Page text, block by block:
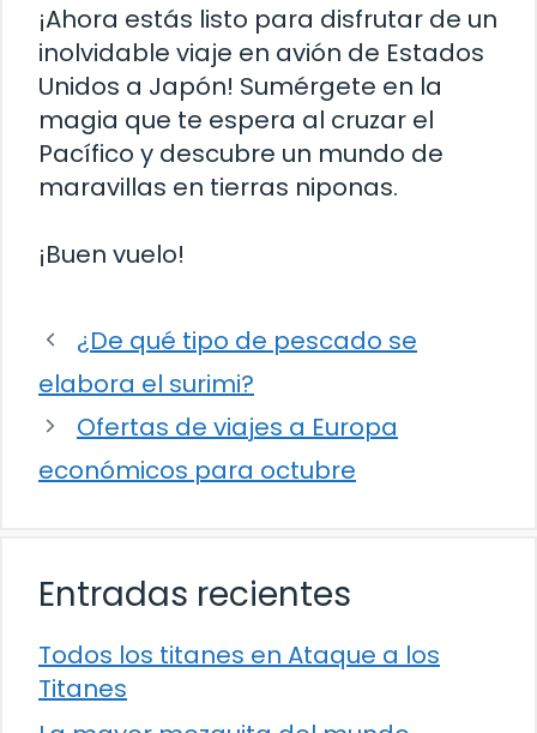
¡Ahora estás listo para disfrutar de un
inolvidable viaje en avión de Estados
Unidos a Japón! Sumérgete en la
magia que te espera al cruzar el
Pacífico y descubre un mundo de
maravillas en tierras niponas.
¡Buen vuelo!
¿De qué tipo de pescado se
elabora el surimi?
Ofertas de viajes a Europa
económicos para octubre
Entradas recientes
Todos los titanes en Ataque a los
Titanes